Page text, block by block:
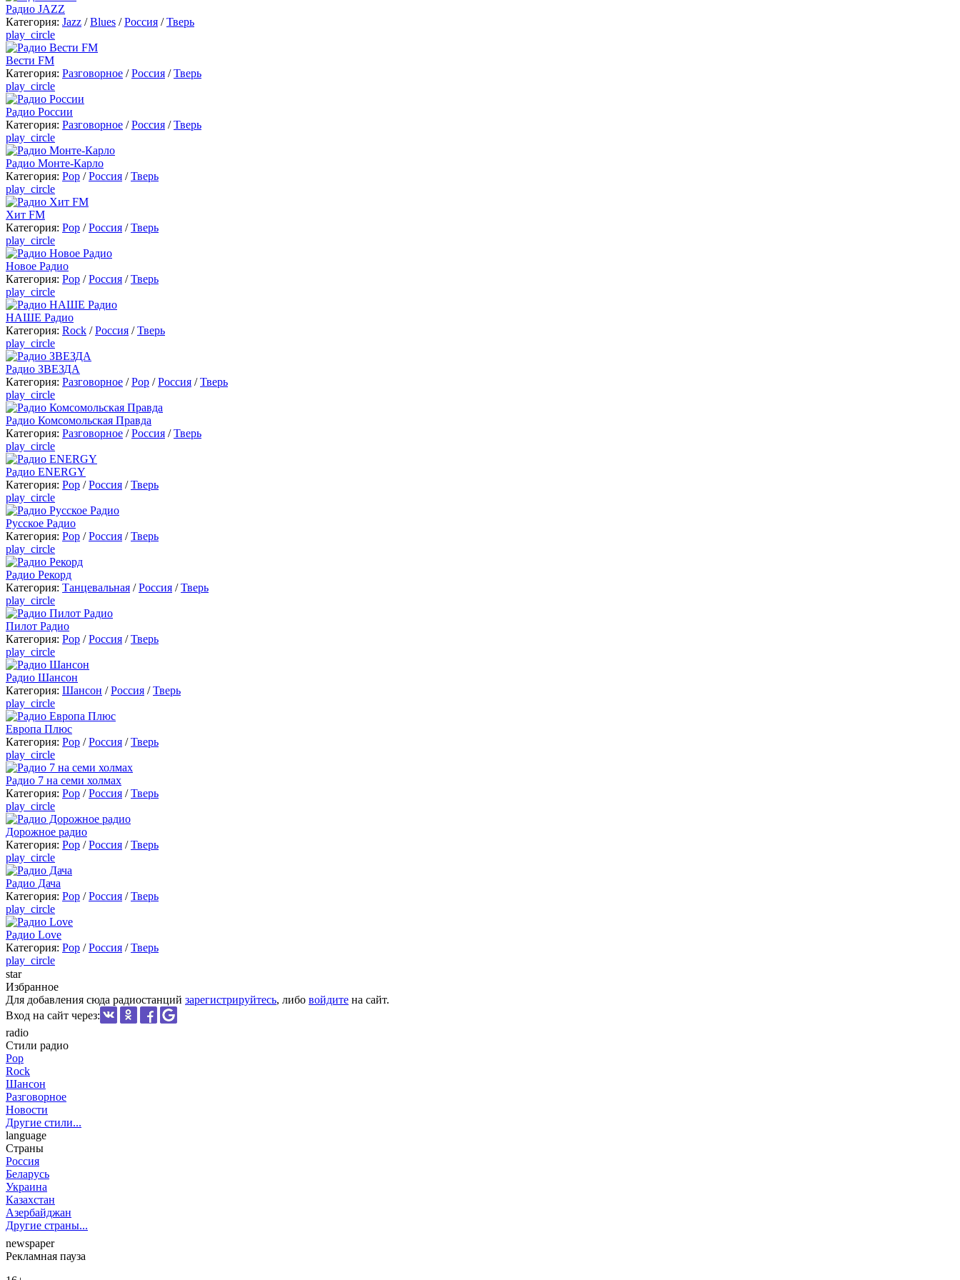
Радио JAZZ
Категория: Jazz /Blues /Россия /Тверь
play_circle
Вести FM
Категория: Разговорное /Россия /Тверь
play_circle
Радио России
Категория: Разговорное /Россия /Тверь
play_circle
Радио Монте-Карло
Категория: Pop /Россия /Тверь
play_circle
Хит FM
Категория: Pop /Россия /Тверь
play_circle
Новое Радио
Категория: Pop /Россия /Тверь
play_circle
НАШЕ Радио
Категория: Rock /Россия /Тверь
play_circle
Радио ЗВЕЗДА
Категория: Разговорное /Pop /Россия /Тверь
play_circle
Радио Комсомольская Правда
Категория: Разговорное /Россия /Тверь
play_circle
Радио ENERGY
Категория: Pop /Россия /Тверь
play_circle
Русское Радио
Категория: Pop /Россия /Тверь
play_circle
Радио Рекорд
Категория: Танцевальная /Россия /Тверь
play_circle
Пилот Радио
Категория: Pop /Россия /Тверь
play_circle
Радио Шансон
Категория: Шансон /Россия /Тверь
play_circle
Европа Плюс
Категория: Pop /Россия /Тверь
play_circle
Радио 7 на семи холмах
Категория: Pop /Россия /Тверь
play_circle
Дорожное радио
Категория: Pop /Россия /Тверь
play_circle
Радио Дача
Категория: Pop /Россия /Тверь
play_circle
Радио Love
Категория: Pop /Россия /Тверь
play_circle
star
Избранное
Для добавления сюда радиостанций зарегистрируйтесь, либо войдите на сайт.
Вход на сайт через:
radio
Стили радио
Pop
Rock
Шансон
Разговорное
Новости
Другие стили...
language
Страны
Россия
Беларусь
Украина
Казахстан
Азербайджан
Другие страны...
newspaper
Рекламная пауза